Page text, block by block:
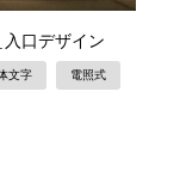
口デザイン
文字 電照式